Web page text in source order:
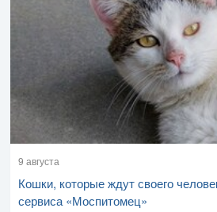
9 августа
Кошки, которые ждут своего
сервиса «Моспитомец»